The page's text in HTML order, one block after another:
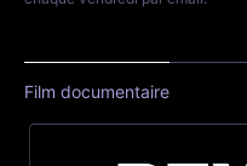
Film documentaire